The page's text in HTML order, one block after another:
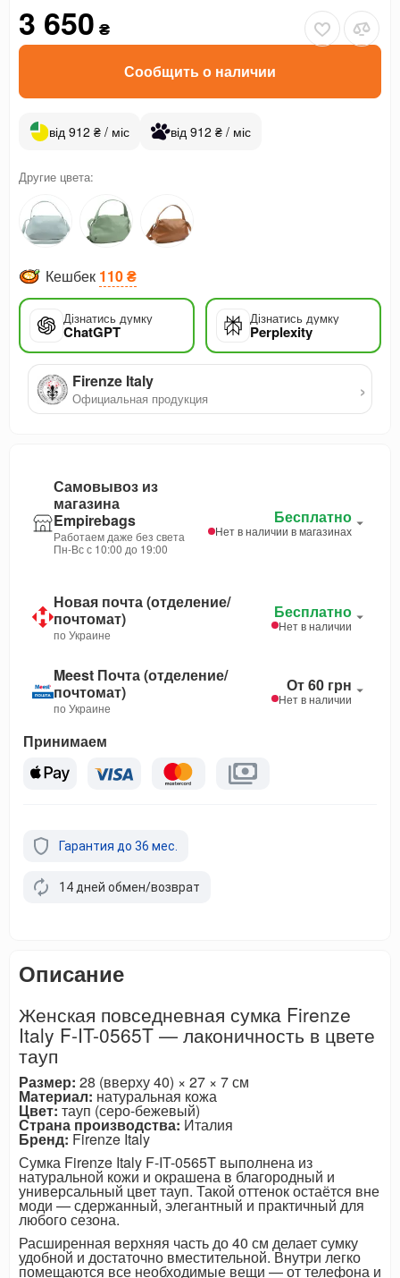
3 650 ₴
Сообщить о наличии
від 912 ₴ / міс від 912 ₴ / міс
Другие цвета:
Кешбек 110 ₴
Дізнатись думку
ChatGPT
Дізнатись думку
Perplexity
Firenze Italy
Официальная продукция ›
Самовывоз из
магазина
Empirebags
Работаем даже без света
Пн-Вс с 10:00 до 19:00
Бесплатно
Нет в наличии в магазинах
Новая почта (отделение/
почтомат)
по Украине
Бесплатно
Нет в наличии
Meest Почта (отделение/
почтомат)
по Украине
От 60 грн
Нет в наличии
Принимаем
Гарантия до 36 мес.
14 дней обмен/возврат
Описание
Женская повседневная сумка Firenze
Italy F-IT-0565T — лаконичность в цвете
тауп
Размер: 28 (вверху 40) × 27 × 7 см
Материал: натуральная кожа
Цвет: тауп (серо-бежевый)
Страна производства: Италия
Бренд: Firenze Italy
Сумка Firenze Italy F-IT-0565T выполнена из
натуральной кожи и окрашена в благородный и
универсальный цвет тауп. Такой оттенок остаётся вне
моди — сдержанный, элегантный и практичный для
любого сезона.
Расширенная верхняя часть до 40 см делает сумку
удобной и достаточно вместительной. Внутри легко
помещаются все необходимые вещи — от телефона и